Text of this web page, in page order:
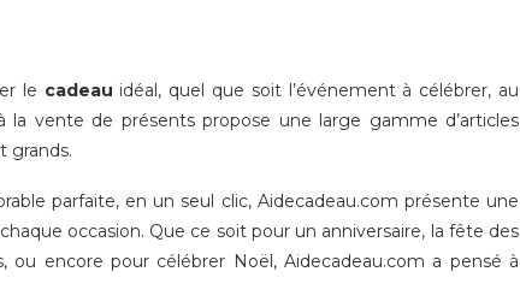
le cadeau idéal, quel que soit l’événement à célébrer, au
vente de présents propose une large gamme d’articles
grands.
parfaite, en un seul clic, Aidecadeau.com présente une
occasion. Que ce soit pour un anniversaire, la fête des
ou encore pour célébrer Noël, Aidecadeau.com a pensé à